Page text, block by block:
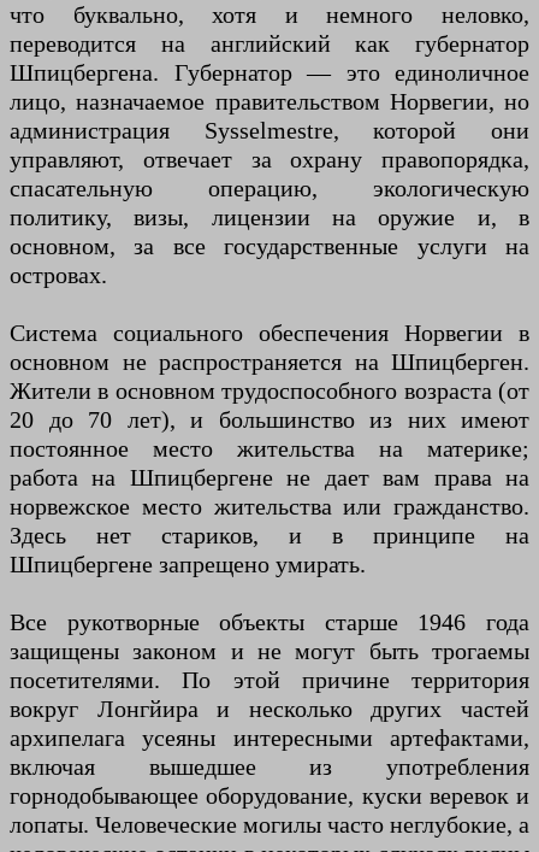
что буквально, хотя и немного неловко,
переводится на английский как губернатор
Шпицбергена. Губернатор — это единоличное
лицо, назначаемое правительством Норвегии, но
администрация Sysselmestre, которой они
управляют, отвечает за охрану правопорядка,
спасательную операцию, экологическую
политику, визы, лицензии на оружие и, в
основном, за все государственные услуги на
островах.
Система социального обеспечения Норвегии в
основном не распространяется на Шпицберген.
Жители в основном трудоспособного возраста (от
20 до 70 лет), и большинство из них имеют
постоянное место жительства на материке;
работа на Шпицбергене не дает вам права на
норвежское место жительства или гражданство.
Здесь нет стариков, и в принципе на
Шпицбергене запрещено умирать.
Все рукотворные объекты старше 1946 года
защищены законом и не могут быть трогаемы
посетителями. По этой причине территория
вокруг Лонгйира и несколько других частей
архипелага усеяны интересными артефактами,
включая вышедшее из употребления
горнодобывающее оборудование, куски веревок и
лопаты. Человеческие могилы часто неглубокие, а